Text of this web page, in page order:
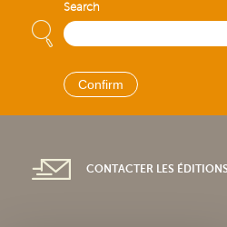
Search
CONTACTER LES